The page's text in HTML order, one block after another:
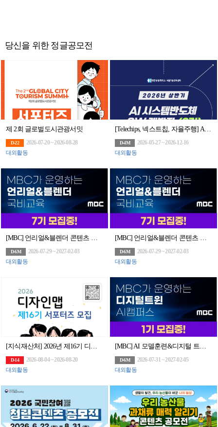
당신을 위한 정글공모전
제 2회 글로벌도시관광서밋
D-22
2026-07-20 ~ 2026-08-28
대외활동
[Telechips, 넥스트칩, 자율주행] AI 시스템반도체 SW개발자 (2기)채용연계과정
D-4M
2026-05-27 ~ 2026-12-16
대외활동
D-6M
2026-07-29 ~ 2027-02-03
대외활동
D-6M
2026-07-29 ~ 2027-02-03
대외활동
D-14
2026-08-04 ~ 2026-08-20
대외활동
D-6M
2026-07-31 ~ 2027-02-05
대외활동